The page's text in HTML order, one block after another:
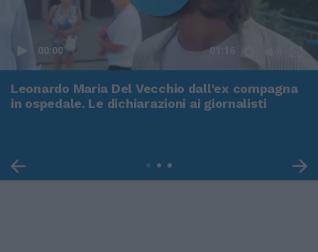
00:00 01:16
Leonardo Maria Del Vecchio dall'ex compagna
in ospedale. Le dichiarazioni ai giornalisti